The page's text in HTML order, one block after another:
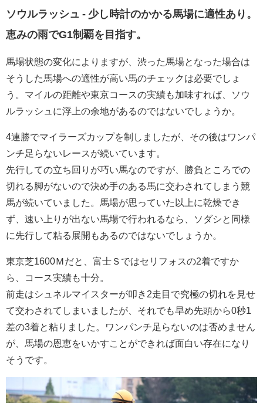
ソウルラッシュ - 少し時計のかかる馬場に適性あり。
恵みの雨でG1制覇を目指す。
馬場状態の変化によりますが、渋った馬場となった場合は
そうした馬場への適性が高い馬のチェックは必要でしょ
う。マイルの距離や東京コースの実績も加味すれば、ソウ
ルラッシュに浮上の余地があるのではないでしょうか。
4連勝でマイラーズカップを制しましたが、その後はワンパ
ンチ足らないレースが続いています。
先行しての立ち回りが巧い馬なのですが、勝負ところでの
切れる脚がないので決め手のある馬に交わされてしまう競
馬が続いていました。馬場が思っていた以上に乾燥でき
ず、速い上りが出ない馬場で行われるなら、ソダシと同様
に先行して粘る展開もあるのではないでしょうか。
東京芝1600Ｍだと、富士Ｓではセリフォスの2着ですか
ら、コース実績も十分。
前走はシュネルマイスターが叩き2走目で究極の切れを見せ
て交わされてしまいましたが、それでも早め先頭から0秒1
差の3着と粘りました。ワンパンチ足らないのは否めません
が、馬場の恩恵をいかすことができれば面白い存在になり
そうです。